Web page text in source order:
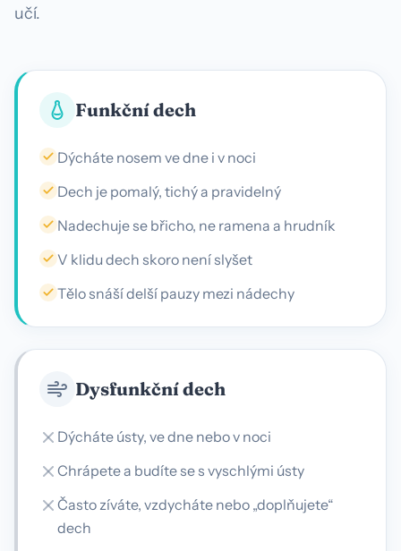
učí.
Funkční dech
Dýcháte nosem ve dne i v noci
Dech je pomalý, tichý a pravidelný
Nadechuje se břicho, ne ramena a hrudník
V klidu dech skoro není slyšet
Tělo snáší delší pauzy mezi nádechy
Dysfunkční dech
Dýcháte ústy, ve dne nebo v noci
Chrápete a budíte se s vyschlými ústy
Často zíváte, vzdycháte nebo „doplňujete“
dech